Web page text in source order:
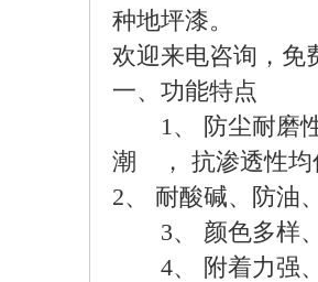
种地坪漆。
欢迎来电咨询，免
一、功能特点
1、 防尘耐磨性
潮 ， 抗渗透性均
2、 耐酸碱、防
3、 颜色多样
4、 附着力强